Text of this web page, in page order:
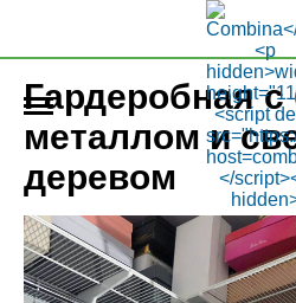
Гардеробная
металлом и
деревом